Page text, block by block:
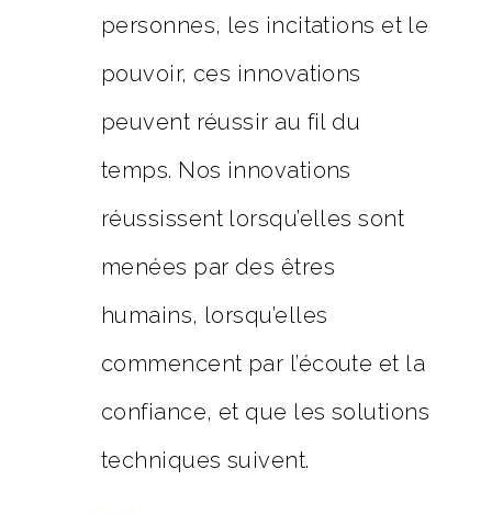
personnes, les incitations et le
pouvoir, ces innovations
peuvent réussir au fil du
temps. Nos innovations
réussissent lorsqu’elles sont
menées par des êtres
humains, lorsqu’elles
commencent par l’écoute et la
confiance, et que les solutions
techniques suivent.